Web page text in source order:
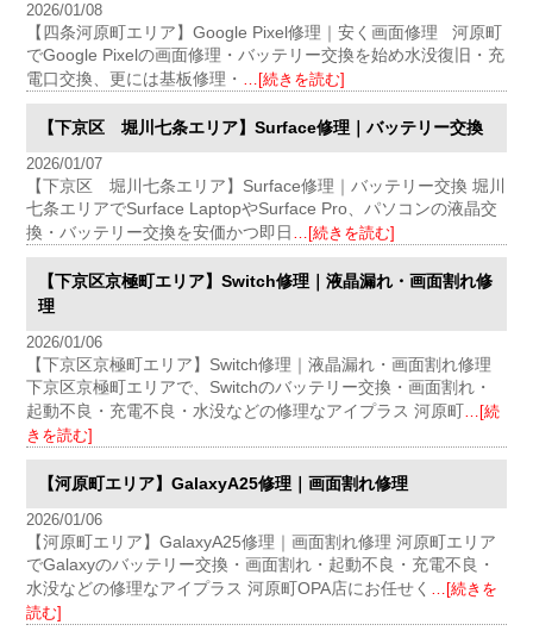
2026/01/08
【四条河原町エリア】Google Pixel修理｜安く画面修理 河原町
でGoogle Pixelの画面修理・バッテリー交換を始め水没復旧・充
電口交換、更には基板修理・ …[続きを読む]
【下京区 堀川七条エリア】Surface修理｜バッテリー交換
2026/01/07
【下京区 堀川七条エリア】Surface修理｜バッテリー交換 堀川
七条エリアでSurface LaptopやSurface Pro、パソコンの液晶交
換・バッテリー交換を安価かつ即日 …[続きを読む]
【下京区京極町エリア】Switch修理｜液晶漏れ・画面割れ修
理
2026/01/06
【下京区京極町エリア】Switch修理｜液晶漏れ・画面割れ修理
下京区京極町エリアで、Switchのバッテリー交換・画面割れ・
起動不良・充電不良・水没などの修理なアイプラス 河原町…[続
きを読む]
【河原町エリア】GalaxyA25修理｜画面割れ修理
2026/01/06
【河原町エリア】GalaxyA25修理｜画面割れ修理 河原町エリア
でGalaxyのバッテリー交換・画面割れ・起動不良・充電不良・
水没などの修理なアイプラス 河原町OPA店にお任せく …[続きを
読む]